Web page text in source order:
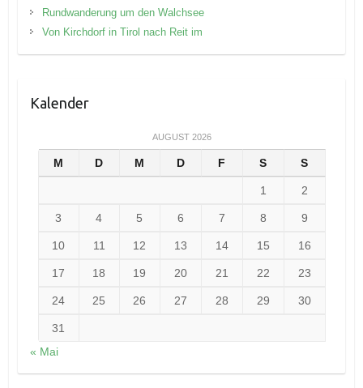
Rundwanderung um den Walchsee
Von Kirchdorf in Tirol nach Reit im
Kalender
AUGUST 2026
M D M D F S S
1 2
3 4 5 6 7 8 9
10 11 12 13 14 15 16
17 18 19 20 21 22 23
24 25 26 27 28 29 30
31
« Mai